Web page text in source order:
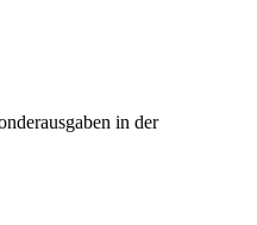
in der